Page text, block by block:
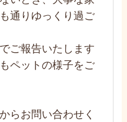
通りゆっくり過ご
ご報告いたします
ペットの様子をご
らお問い合わせく